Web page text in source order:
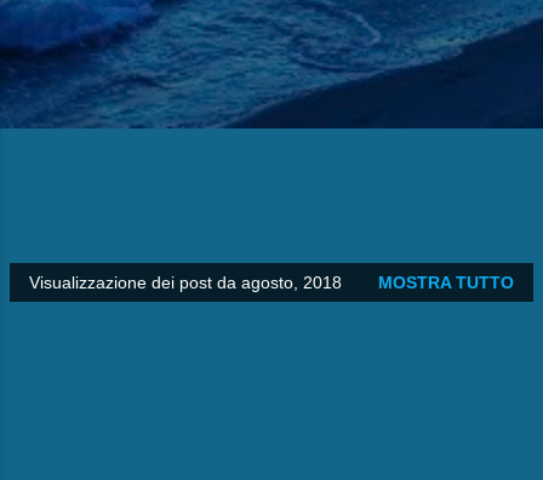
P
Visualizzazione dei post da agosto, 2018 MOSTRA TUTTO